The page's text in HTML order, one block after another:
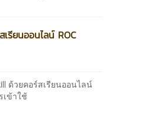
รียนออนไลน์ ROC
ด้วยคอร์สเรียนออนไลน์
เข้าใช้